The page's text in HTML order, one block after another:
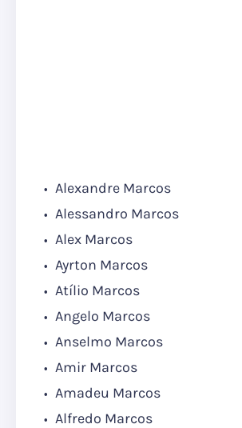
Alexandre Marcos
Alessandro Marcos
Alex Marcos
Ayrton Marcos
Atílio Marcos
Angelo Marcos
Anselmo Marcos
Amir Marcos
Amadeu Marcos
Alfredo Marcos